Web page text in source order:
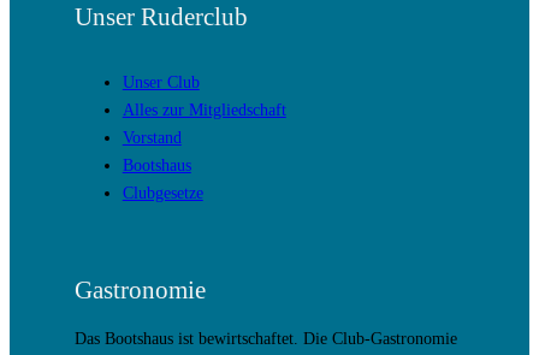
Unser Ruderclub
Unser Club
Alles zur Mitgliedschaft
Vorstand
Bootshaus
Clubgesetze
Gastronomie
Das Bootshaus ist bewirtschaftet. Die Club-Gastronomie